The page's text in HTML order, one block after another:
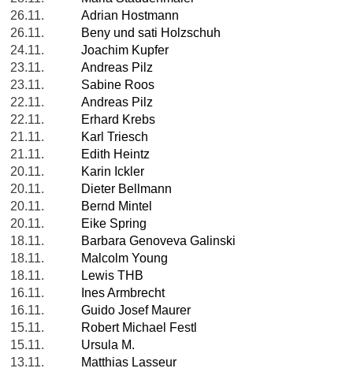
26.11.
Adrian Hostmann
26.11.
Beny und sati Holzschuh
24.11.
Joachim Kupfer
23.11.
Andreas Pilz
23.11.
Sabine Roos
22.11.
Andreas Pilz
22.11.
Erhard Krebs
21.11.
Karl Triesch
21.11.
Edith Heintz
20.11.
Karin Ickler
20.11.
Dieter Bellmann
20.11.
Bernd Mintel
20.11.
Eike Spring
18.11.
Barbara Genoveva Galinski
18.11.
Malcolm Young
18.11.
Lewis THB
16.11.
Ines Armbrecht
16.11.
Guido Josef Maurer
15.11.
Robert Michael Festl
15.11.
Ursula M.
13.11.
Matthias Lasseur